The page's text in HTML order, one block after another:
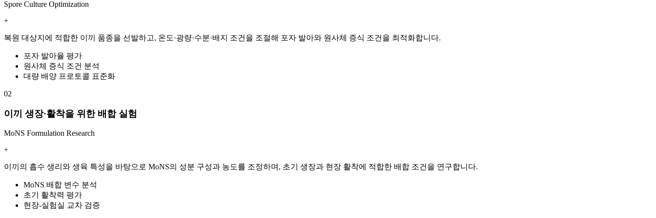
Spore Culture Optimization
+
복원 대상지에 적합한 이끼 품종을 선발하고, 온도·광량·수분·배지 조건을 조절해 포자 발아와 원사체 증식 조건을 최적화합니다.
포자 발아율 평가
원사체 증식 조건 분석
대량 배양 프로토콜 표준화
02
이끼 생장·활착을 위한 배합 실험
MoNS Formulation Research
+
이끼의 흡수 생리와 생육 특성을 바탕으로 MoNS의 성분 구성과 농도를 조정하며, 초기 생장과 현장 활착에 적합한 배합 조건을 연구합니다.
MoNS 배합 변수 분석
초기 활착력 평가
현장-실험실 교차 검증